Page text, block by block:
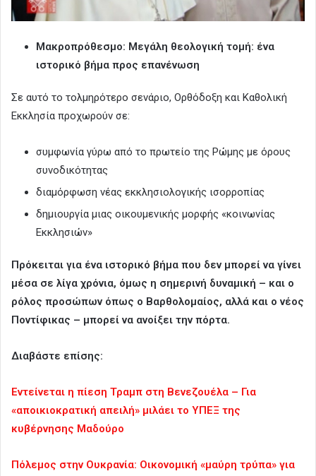
Μακροπρόθεσμο: Μεγάλη θεολογική τομή: ένα
ιστορικό βήμα προς επανένωση
Σε αυτό το τολμηρότερο σενάριο, Ορθόδοξη και Καθολική
Εκκλησία προχωρούν σε:
συμφωνία γύρω από το πρωτείο της Ρώμης με όρους
συνοδικότητας
διαμόρφωση νέας εκκλησιολογικής ισορροπίας
δημιουργία μιας οικουμενικής μορφής «κοινωνίας
Εκκλησιών»
Πρόκειται για ένα ιστορικό βήμα που δεν μπορεί να γίνει
μέσα σε λίγα χρόνια, όμως η σημερινή δυναμική – και ο
ρόλος προσώπων όπως ο Βαρθολομαίος, αλλά και ο νέος
Ποντίφικας – μπορεί να ανοίξει την πόρτα.
Διαβάστε επίσης:
Εντείνεται η πίεση Τραμπ στη Βενεζουέλα – Για
«αποικιοκρατική απειλή» μιλάει το ΥΠΕΞ της
κυβέρνησης Μαδούρο
Πόλεμος στην Ουκρανία: Οικονομική «μαύρη τρύπα» για